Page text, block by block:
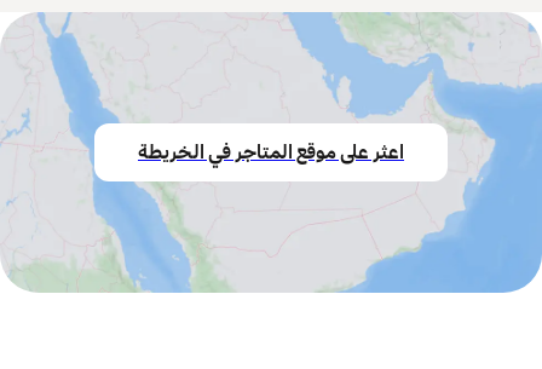
اعثر على موقع المتاجر في الخريطة